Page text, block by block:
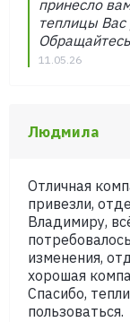
принесло
теплицы
11.05.26
Людмила
Отличная
привезли,
Владимиру,
изменения,
хорошая
Спасибо,
пользоваться.